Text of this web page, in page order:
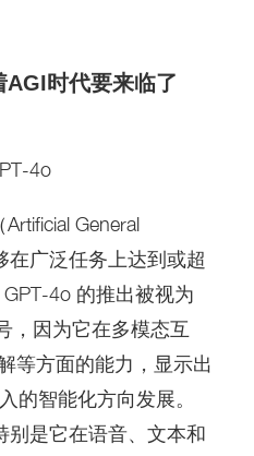
时代要来临了
General
在广泛任务上达到或超
4o 的推出被视为
，因为它在多模态互
等方面的能力，显示出
的智能化方向发展。
别是它在语音、文本和